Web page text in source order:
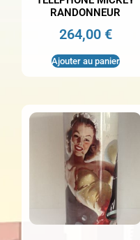
RANDONNEUR
264,00 €
Ajouter au panier